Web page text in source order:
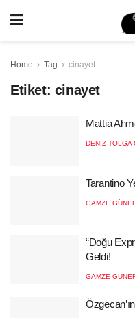
Home Tag cinayet
Etiket: cinayet
Mattia
DENIZ TOLGA
Tarantino
GAMZE
“Doğu
Geldi!
GAMZE